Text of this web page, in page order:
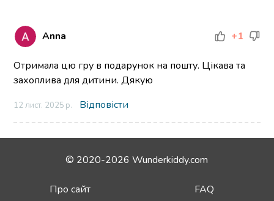
Anna +1
Отримала цю гру в подарунок на пошту. Цікава та
захоплива для дитини. Дякую
12 лист. 2025 р. Відповісти
© 2020-2026 Wunderkiddy.com
Про сайт
FAQ